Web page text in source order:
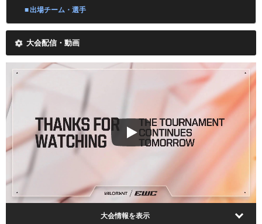
出場チーム・選手
大会配信・動画
大会情報を表示